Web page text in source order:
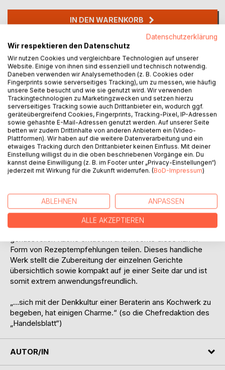
IN DEN WARENKORB
Auf die Merkliste
Titel bewerten
BESCHREIBUNG
Ziel des Veggie-Consultants ist die nachhaltige Steigerung
von Genuss und Gesundheit durch Optimierung der
terminologischer Beratermanier präsentiert Beate Kartte 40
Veggie-Rezepte. Nach langjähriger Vernachlässigung ihrer
Work-Life-Balance hat die Unternehmensberaterin
zunehmend die Freude an einer gesunden sowie
Form von Rezeptempfehlungen teilen. Dieses handliche
Werk stellt die Zubereitung der einzelnen Gerichte
übersichtlich sowie kompakt auf je einer Seite dar und ist
somit extrem anwendungsfreundlich.
„…sich mit der Denkkultur einer Beraterin ans Kochwerk zu
begeben, hat einigen Charme.“ (so die Chefredaktion des
„Handelsblatt“)
AUTOR/IN
Datenschutzerklärung
Wir respektieren den Datenschutz
Wir nutzen Cookies und vergleichbare Technologien auf unserer
Website. Einige von ihnen sind essenziell und technisch notwendig.
Daneben verwenden wir Analysemethoden (z. B. Cookies oder
Fingerprints sowie serverseitiges Tracking), um zu messen, wie häufig
unsere Seite besucht und wie sie genutzt wird. Wir verwenden
Trackingtechnologien zu Marketingzwecken und setzen hierzu
serverseitiges Tracking sowie auch Drittanbieter ein, wodurch ggf.
geräteübergreifend Cookies, Fingerprints, Tracking-Pixel, IP-Adressen
sowie gehashte E-Mail-Adressen genutzt werden. Auf unserer Seite
betten wir zudem Drittinhalte von anderen Anbietern ein (Video-
Plattformen). Wir haben auf die weitere Datenverarbeitung und ein
etwaiges Tracking durch den Drittanbieter keinen Einfluss. Mit deiner
Einstellung willigst du in die oben beschriebenen Vorgänge ein. Du
kannst deine Einwilligung (z. B. im Footer unter „Privacy-Einstellungen“)
jederzeit mit Wirkung für die Zukunft widerrufen. (BoD-Impressum)
ABLEHNEN ANPASSEN
ALLE AKZEPTIEREN